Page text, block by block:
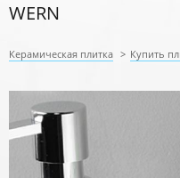
WERN
Керамическая плитка > Купить